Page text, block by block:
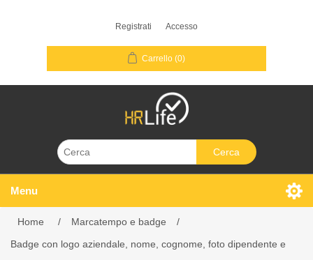
Registrati Accesso
Carrello (0)
Cerca
Menu
Home / Marcatempo e badge
/
Badge con logo aziendale, nome, cognome, foto dipendente e